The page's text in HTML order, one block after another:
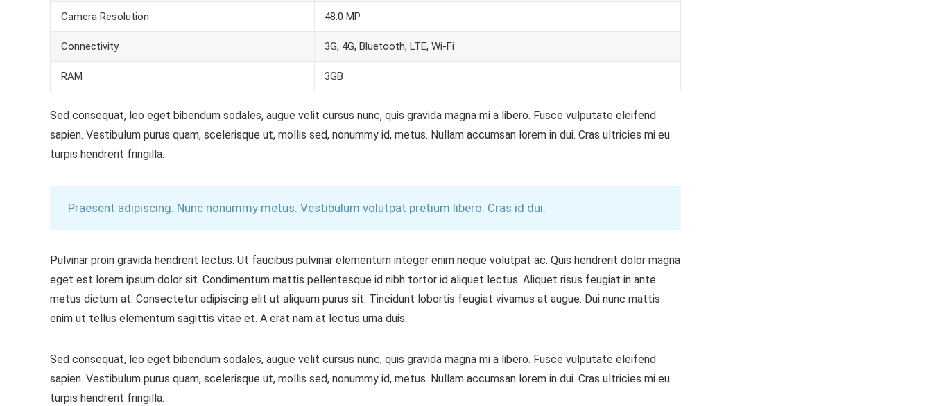
Camera Resolution 48.0 MP
Connectivity 3G, 4G, Bluetooth, LTE, Wi-Fi
RAM 3GB
Sed consequat, leo eget bibendum sodales, augue velit cursus nunc, quis gravida magna mi a libero. Fusce vulputate eleifend
sapien. Vestibulum purus quam, scelerisque ut, mollis sed, nonummy id, metus. Nullam accumsan lorem in dui. Cras ultricies mi eu
turpis hendrerit fringilla.
Praesent adipiscing. Nunc nonummy metus. Vestibulum volutpat pretium libero. Cras id dui.
Pulvinar proin gravida hendrerit lectus. Ut faucibus pulvinar elementum integer enim neque volutpat ac. Quis hendrerit dolor magna
eget est lorem ipsum dolor sit. Condimentum mattis pellentesque id nibh tortor id aliquet lectus. Aliquet risus feugiat in ante
metus dictum at. Consectetur adipiscing elit ut aliquam purus sit. Tincidunt lobortis feugiat vivamus at augue. Dui nunc mattis
enim ut tellus elementum sagittis vitae et. A erat nam at lectus urna duis.
Sed consequat, leo eget bibendum sodales, augue velit cursus nunc, quis gravida magna mi a libero. Fusce vulputate eleifend
sapien. Vestibulum purus quam, scelerisque ut, mollis sed, nonummy id, metus. Nullam accumsan lorem in dui. Cras ultricies mi eu
turpis hendrerit fringilla.